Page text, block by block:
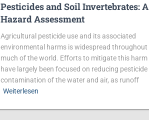
Pesticides and Soil Invertebrates: A
Hazard Assessment
Agricultural pesticide use and its associated
environmental harms is widespread throughout
much of the world. Efforts to mitigate this harm
have largely been focused on reducing pesticide
contamination of the water and air, as runoff
Weiterlesen